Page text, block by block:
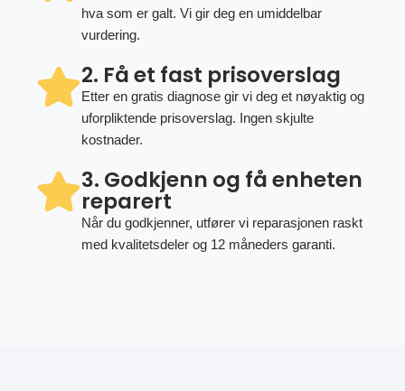
hva som er galt. Vi gir deg en umiddelbar
vurdering.
2. Få et fast prisoverslag
Etter en gratis diagnose gir vi deg et nøyaktig og
uforpliktende prisoverslag. Ingen skjulte
kostnader.
3. Godkjenn og få enheten
reparert
Når du godkjenner, utfører vi reparasjonen raskt
med kvalitetsdeler og 12 måneders garanti.